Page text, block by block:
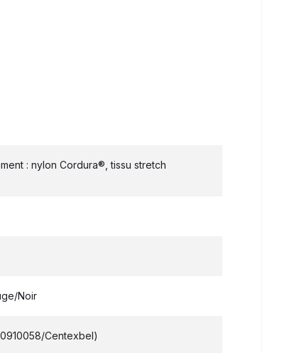
: nylon Cordura®, tissu stretch
Noir
Centexbel)